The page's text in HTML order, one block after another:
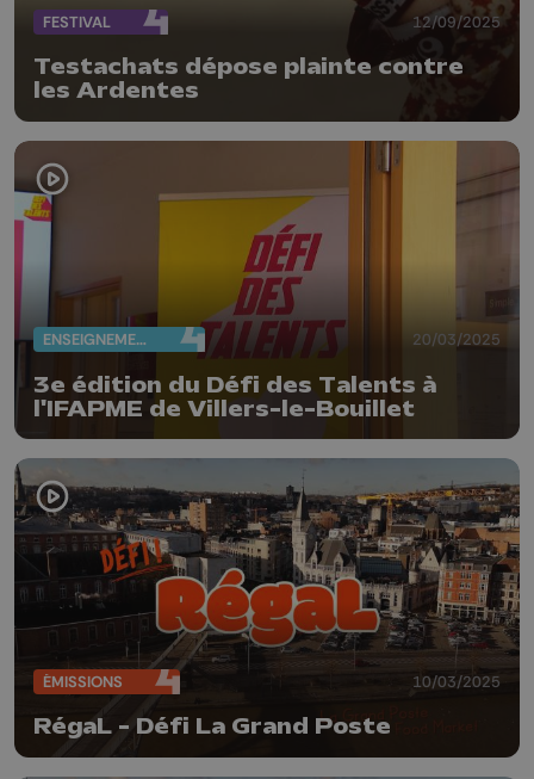
FESTIVAL 12/09/2025
Testachats dépose plainte contre
les Ardentes
ENSEIGNEMENT 20/03/2025
3e édition du Défi des Talents à
l'IFAPME de Villers-le-Bouillet
ÉMISSIONS 10/03/2025
RégaL - Défi La Grand Poste